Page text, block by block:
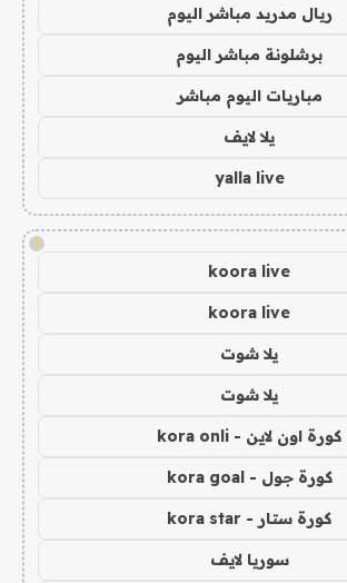
ريال مدريد مباشر اليوم
برشلونة مباشر اليوم
مباريات اليوم مباشر
يلا لايف
yalla live
!
koora live
koora live
يلا شوت
يلا شوت
كورة اون لاين - kora onli
كورة جول - kora goal
كورة ستار - kora star
سوريا لايف